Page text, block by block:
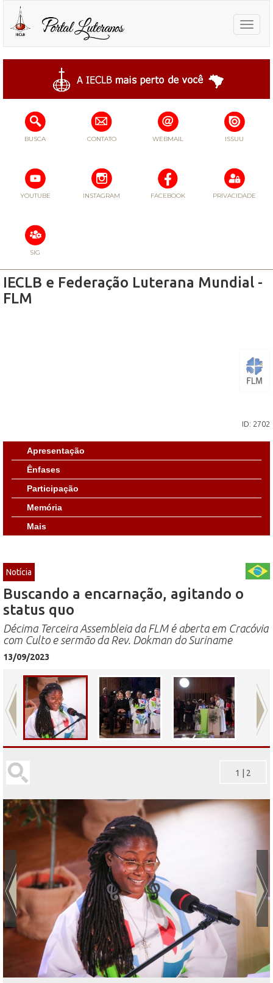
Toggle
BUSCA CONTATO WEBMAIL ISSUU
YOUTUBE INSTAGRAM FACEBOOK PRIVACIDADE
SIG
IECLB e Federação Luterana Mundial -
FLM
ID: 2702
Apresentação
Ênfases
Participação
Memória
Mais
Notícia
Buscando a encarnação, agitando o
status quo
Décima Terceira Assembleia da FLM é aberta em Cracóvia
com Culto e sermão da Rev. Dokman do Suriname
13/09/2023
1 2